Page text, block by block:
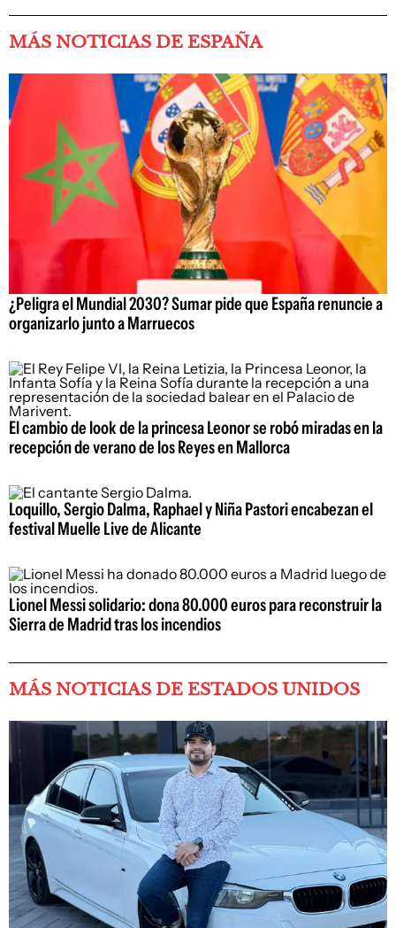
MÁS NOTICIAS DE ESPAÑA
¿Peligra el Mundial 2030? Sumar pide que España renuncie a
organizarlo junto a Marruecos
El cambio de look de la princesa Leonor se robó miradas en la
recepción de verano de los Reyes en Mallorca
Loquillo, Sergio Dalma, Raphael y Niña Pastori encabezan el
festival Muelle Live de Alicante
Lionel Messi solidario: dona 80.000 euros para reconstruir la
Sierra de Madrid tras los incendios
MÁS NOTICIAS DE ESTADOS UNIDOS